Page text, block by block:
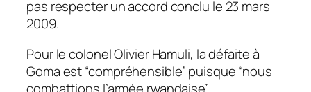
pas respecter un accord conclu le 23 mars
2009.
Pour le colonel Olivier Hamuli, la défaite à
Goma est “compréhensible” puisque “nous
combattions l’armée rwandaise”.